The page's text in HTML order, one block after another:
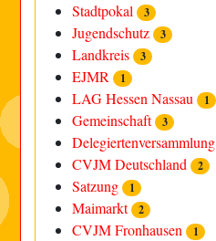
Stadtpokal 3
Jugendschutz 3
Landkreis 3
EJMR 1
LAG Hessen Nassau 1
Gemeinschaft 3
Delegiertenversammlung
CVJM Deutschland 2
Satzung 1
Maimarkt 2
CVJM Fronhausen 1